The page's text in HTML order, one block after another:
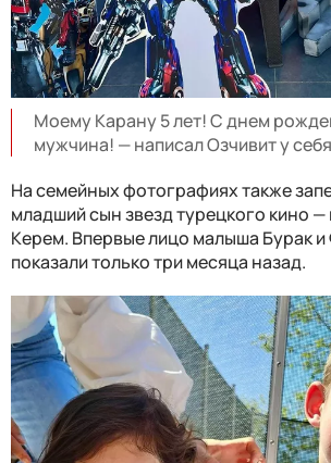
Моему Карану 5 лет! С днем
мужчина! — написал Озчивит у
На семейных фотографиях также
младший сын звезд турецкого кино
Керем. Впервые лицо малыша Бурак
показали только три месяца назад.